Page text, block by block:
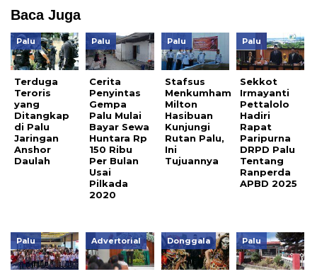
Baca Juga
Palu
Terduga
Teroris
yang
Ditangkap
di Palu
Jaringan
Anshor
Daulah
Palu
Cerita
Penyintas
Gempa
Palu Mulai
Bayar Sewa
Huntara Rp
150 Ribu
Per Bulan
Usai
Pilkada
2020
Palu
Stafsus
Menkumham
Milton
Hasibuan
Kunjungi
Rutan Palu,
Ini
Tujuannya
Palu
Sekkot
Irmayanti
Pettalolo
Hadiri
Rapat
Paripurna
DRPD Palu
Tentang
Ranperda
APBD 2025
Palu Advertorial Donggala Palu